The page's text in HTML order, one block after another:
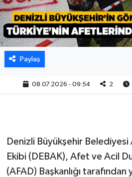
Paylaş
08.07.2026 - 09:54 2
Denizli Büyükşehir
Ekibi (DEBAK), Afet ve Acil
(AFAD) Başkanlığı tarafından